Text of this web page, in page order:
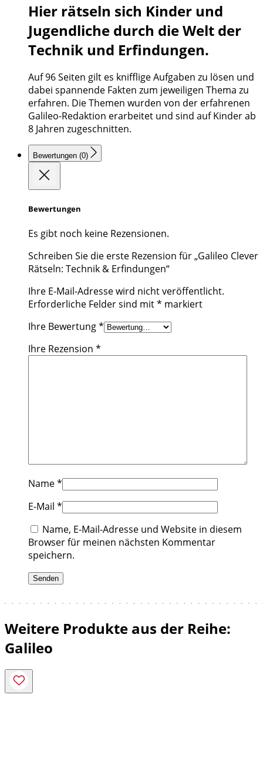
Hier rätseln sich Kinder und
Jugendliche durch die Welt der
Technik und Erfindungen.
Auf 96 Seiten gilt es knifflige Aufgaben zu lösen und
dabei spannende Fakten zum jeweiligen Thema zu
erfahren. Die Themen wurden von der erfahrenen
Galileo-Redaktion erarbeitet und sind auf Kinder ab
8 Jahren zugeschnitten.
Bewertungen (0)
Bewertungen
Es gibt noch keine Rezensionen.
Schreiben Sie die erste Rezension für „Galileo Clever
Rätseln: Technik & Erfindungen“
Ihre E-Mail-Adresse wird nicht veröffentlicht.
Erforderliche Felder sind mit* markiert
Ihre Bewertung*
Ihre Rezension *
Name*
E-Mail *
Name, E-Mail-Adresse und Website in diesem
Browser für meinen nächsten Kommentar
speichern.
Weitere Produkte aus der Reihe:
Galileo